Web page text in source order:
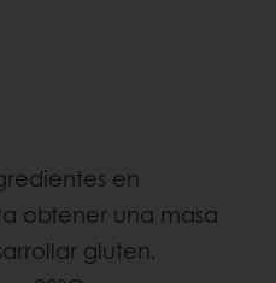
en
obtener una masa
gluten.